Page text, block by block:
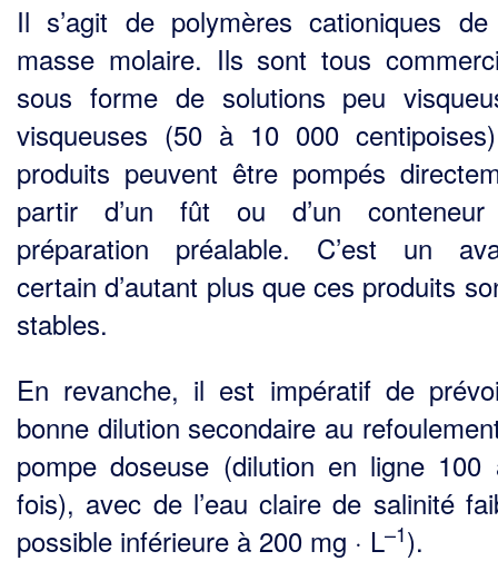
Il s’agit de polymères cationiques
masse molaire. Ils sont tous
sous forme de solutions peu
visqueuses (50 à 10 000
produits peuvent être pompés
partir d’un fût ou d’un
préparation préalable. C’est un
certain d’autant plus que ces produits
stables.
En revanche, il est impératif de
bonne dilution secondaire au
pompe doseuse (dilution en ligne 100
fois), avec de l’eau claire de salinité
possible inférieure à 200 mg · L–1).